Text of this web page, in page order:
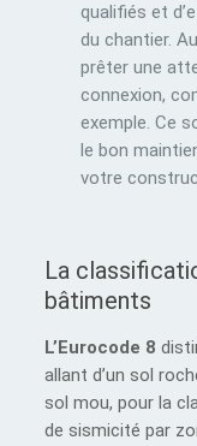
qualifiés et
du chantier.
prêter une
connexion,
exemple. Ce
le bon
votre
La
bâtiments
L’Eurocode 8
allant d’un sol
sol mou, pour la
de sismicité par